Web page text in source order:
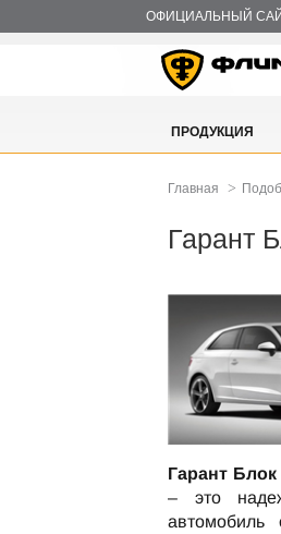
ОФИЦИАЛЬНЫЙ
ПРОДУКЦИЯ
Главная >
Гарант
Гарант
– это
автомобиль